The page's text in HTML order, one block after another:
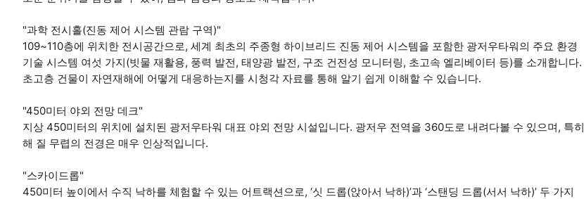
"과학 전시홀(진동 제어 시스템 관람 구역)"
109~110층에 위치한 전시공간으로, 세계 최초의 주종형 하이브리드 진동 제어 시스템을 포함한 광저우타워의 주요 환경
기술 시스템 여섯 가지(빗물 재활용, 풍력 발전, 태양광 발전, 구조 건전성 모니터링, 초고속 엘리베이터 등)를 소개합니다.
초고층 건물이 자연재해에 어떻게 대응하는지를 시청각 자료를 통해 알기 쉽게 이해할 수 있습니다.
"450미터 야외 전망 데크"
지상 450미터의 위치에 설치된 광저우타워 대표 야외 전망 시설입니다. 광저우 전역을 360도로 내려다볼 수 있으며, 특히
해 질 무렵의 전경은 매우 인상적입니다.
"스카이드롭"
450미터 높이에서 수직 낙하를 체험할 수 있는 어트랙션으로, ‘싯 드롭(앉아서 낙하)’과 ‘스탠딩 드롭(서서 낙하)’ 두 가지